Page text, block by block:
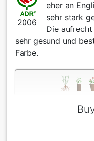
2006
eher an
sehr stark
Die
sehr gesund und
Farbe.